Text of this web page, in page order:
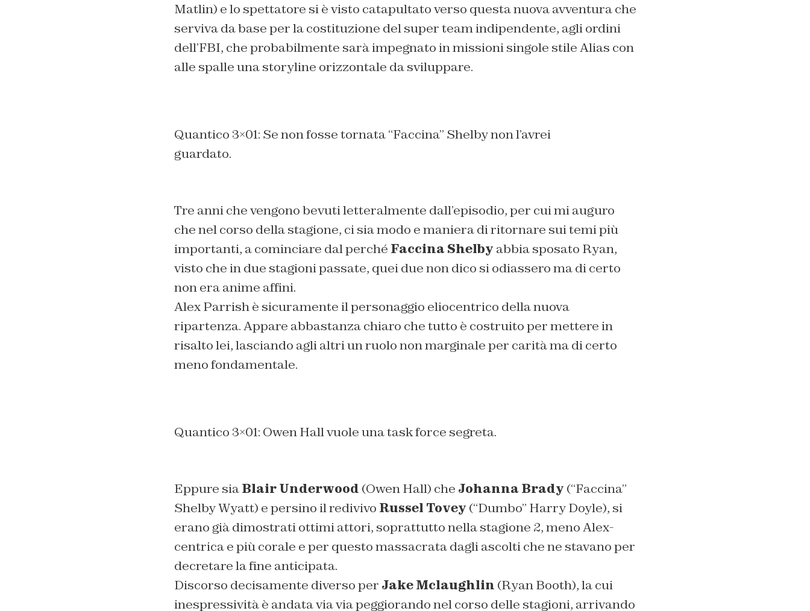
Matlin) e lo spettatore si è visto catapultato verso questa nuova avventura che
serviva da base per la costituzione del super team indipendente, agli ordini
dell’FBI, che probabilmente sarà impegnato in missioni singole stile Alias con
alle spalle una storyline orizzontale da sviluppare.
Quantico 3×01: Se non fosse tornata “Faccina” Shelby non l’avrei
guardato.
Tre anni che vengono bevuti letteralmente dall’episodio, per cui mi auguro
che nel corso della stagione, ci sia modo e maniera di ritornare sui temi più
importanti, a cominciare dal perché Faccina Shelby abbia sposato Ryan,
visto che in due stagioni passate, quei due non dico si odiassero ma di certo
non era anime affini.
Alex Parrish è sicuramente il personaggio eliocentrico della nuova
ripartenza. Appare abbastanza chiaro che tutto è costruito per mettere in
risalto lei, lasciando agli altri un ruolo non marginale per carità ma di certo
meno fondamentale.
Quantico 3×01: Owen Hall vuole una task force segreta.
Eppure siaBlair Underwood (Owen Hall) che Johanna Brady (“Faccina”
Shelby Wyatt) e persino il redivivo Russel Tovey (“Dumbo” Harry Doyle), si
erano già dimostrati ottimi attori, soprattutto nella stagione 2, meno Alex-
centrica e più corale e per questo massacrata dagli ascolti che ne stavano per
decretare la fine anticipata.
Discorso decisamente diverso per Jake Mclaughlin (Ryan Booth), la cui
inespressività è andata via via peggiorando nel corso delle stagioni, arrivando